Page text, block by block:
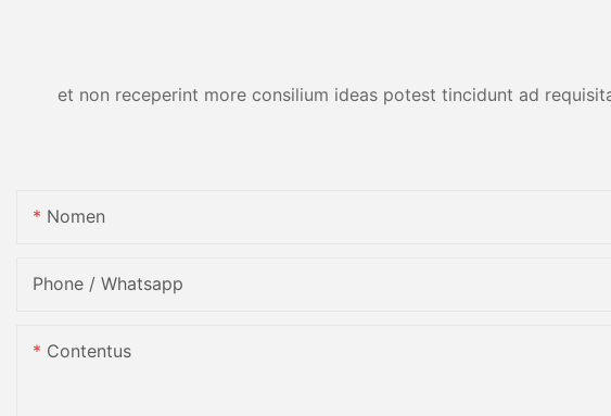
et non receperint more consilium ideas potest tincidunt ad
Nomen
Phone / Whatsapp
Contentus